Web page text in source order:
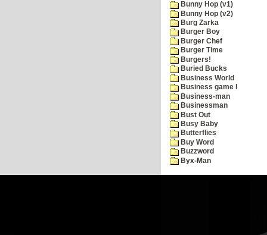
Bunny Hop (v1)
Bunny Hop (v2)
Burg Zarka
Burger Boy
Burger Chef
Burger Time
Burgers!
Buried Bucks
Business World
Business game I
Business-man
Businessman
Bust Out
Busy Baby
Butterflies
Buy Word
Buzzword
Byx-Man